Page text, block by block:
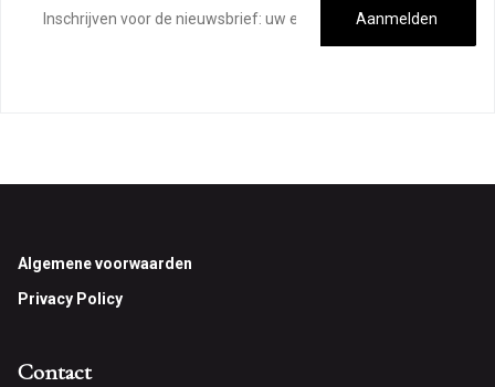
mailadres
Aanmelden
Footer
Algemene voorwaarden
Privacy Policy
Contact